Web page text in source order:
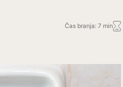
Čas branja: 7 min